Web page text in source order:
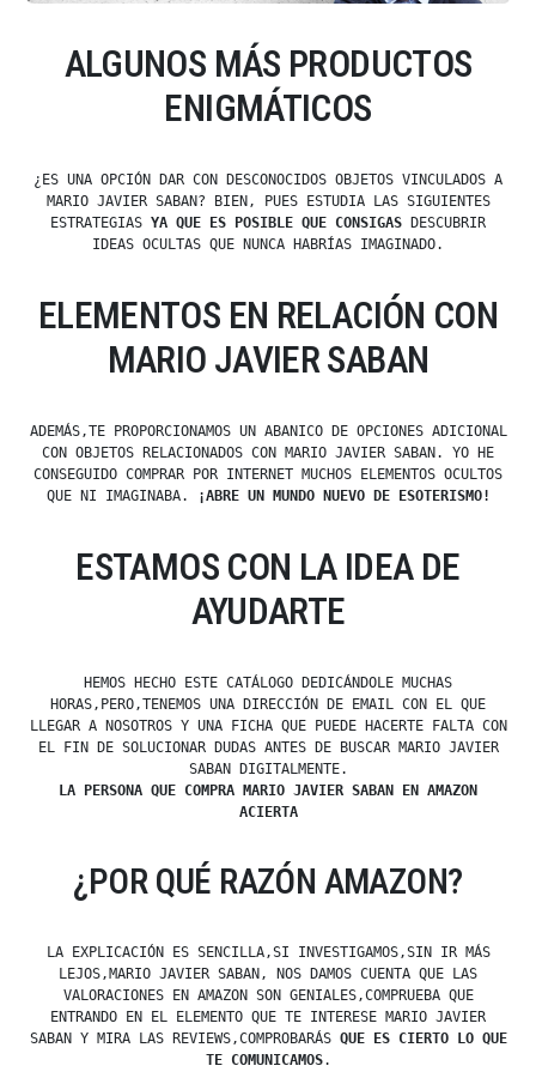
ALGUNOS MÁS PRODUCTOS
ENIGMÁTICOS
¿ES UNA OPCIÓN DAR CON DESCONOCIDOS OBJETOS VINCULADOS A
MARIO JAVIER SABAN? BIEN, PUES ESTUDIA LAS SIGUIENTES
ESTRATEGIAS YA QUE ES POSIBLE QUE CONSIGAS DESCUBRIR
IDEAS OCULTAS QUE NUNCA HABRÍAS IMAGINADO.
ELEMENTOS EN RELACIÓN CON
MARIO JAVIER SABAN
ADEMÁS,TE PROPORCIONAMOS UN ABANICO DE OPCIONES ADICIONAL
CON OBJETOS RELACIONADOS CON MARIO JAVIER SABAN. YO HE
CONSEGUIDO COMPRAR POR INTERNET MUCHOS ELEMENTOS OCULTOS
QUE NI IMAGINABA.
¡ABRE UN MUNDO NUEVO DE ESOTERISMO!
ESTAMOS CON LA IDEA DE
AYUDARTE
HEMOS HECHO ESTE CATÁLOGO DEDICÁNDOLE MUCHAS
HORAS,PERO,TENEMOS UNA DIRECCIÓN DE EMAIL CON EL QUE
LLEGAR A NOSOTROS Y UNA FICHA QUE PUEDE HACERTE FALTA CON
EL FIN DE SOLUCIONAR DUDAS ANTES DE BUSCAR MARIO JAVIER
SABAN DIGITALMENTE.
LA PERSONA QUE COMPRA MARIO JAVIER SABAN EN AMAZON
ACIERTA
¿POR QUÉ RAZÓN AMAZON?
LA EXPLICACIÓN ES SENCILLA,SI INVESTIGAMOS,SIN IR MÁS
LEJOS,MARIO JAVIER SABAN, NOS DAMOS CUENTA QUE LAS
VALORACIONES EN AMAZON SON GENIALES,COMPRUEBA QUE
ENTRANDO EN EL ELEMENTO QUE TE INTERESE MARIO JAVIER
SABAN Y MIRA LAS REVIEWS,COMPROBARÁS QUE ES CIERTO LO QUE
TE COMUNICAMOS.